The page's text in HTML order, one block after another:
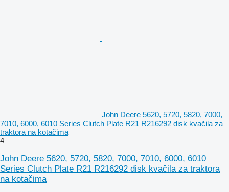
John Deere 5620, 5720, 5820, 7000,
7010, 6000, 6010 Series Clutch Plate R21 R216292 disk kvačila za
traktora na kotačima
4
John Deere 5620, 5720, 5820, 7000, 7010, 6000, 6010
Series Clutch Plate R21 R216292 disk kvačila za traktora
na kotačima